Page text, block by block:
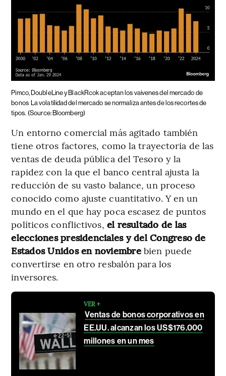
Pimco, DoubleLine y BlackRcok aceptan los vaivenes del mercado de
bonos La volatilidad del mercado se normaliza antes de los recortes de
tipos. (Source: Bloomberg)
Un entorno comercial más agitado también
tiene otros factores, como la trayectoria de las
ventas de deuda pública del Tesoro y la
rapidez con la que el banco central ajusta la
reducción de su vasto balance, un proceso
conocido como ajuste cuantitativo. Y en un
mundo en el que hay poca escasez de puntos
políticos conflictivos, el resultado de las
elecciones presidenciales y del Congreso de
Estados Unidos en noviembrebien puede
convertirse en otro resbalón para los
inversores.
VER +
Ventas de bonos corporativos en
EE.UU. alcanzan los US$176.000
millones en un mes